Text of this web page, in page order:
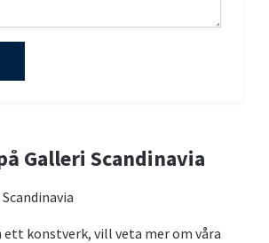
Galleri Scandinavia
ett konstverk, vill veta mer om våra